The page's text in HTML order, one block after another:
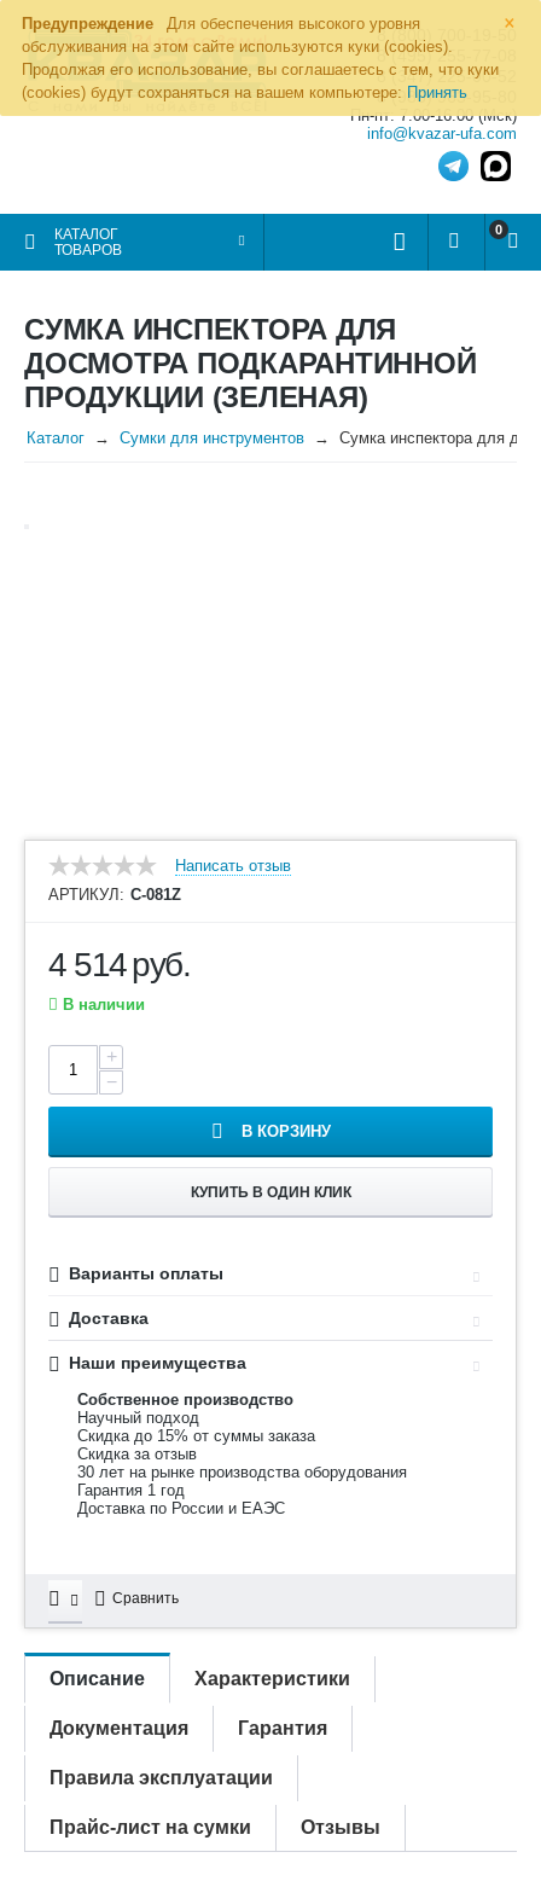
×
Предупреждение
Для обеспечения высокого уровня
обслуживания на этом сайте используются куки (cookies).
Продолжая его использование, вы соглашаетесь с тем, что куки
(cookies) будут сохраняться на вашем компьютере: Принять
8 (800) 700-19-50
8 (495) 255-77-08
8 (347) 225-00-52
8 (986) 963-95-80
Пн-пт: 7.00-16.00 (Мск)
info@kvazar-ufa.com
КАТАЛОГ
ТОВАРОВ
0
СУМКА ИНСПЕКТОРА ДЛЯ
ДОСМОТРА ПОДКАРАНТИННОЙ
ПРОДУКЦИИ (ЗЕЛЕНАЯ)
Каталог Сумки для инструментов Сумка инспектора для
Написать отзыв
АРТИКУЛ: С-081Z
4 514руб.
В наличии
+
−
В КОРЗИНУ
КУПИТЬ В ОДИН КЛИК
Варианты оплаты
Доставка
Наши преимущества
Собственное производство
Научный подход
Скидка до 15% от суммы заказа
Скидка за отзыв
30 лет на рынке производства оборудования
Гарантия 1 год
Доставка по России и ЕАЭС
Сравнить
Описание Характеристики
Документация Гарантия
Правила эксплуатации
Прайс-лист на сумки Отзывы